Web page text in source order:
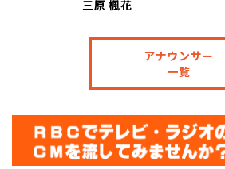
三原 楓花
アナウンサー
一覧